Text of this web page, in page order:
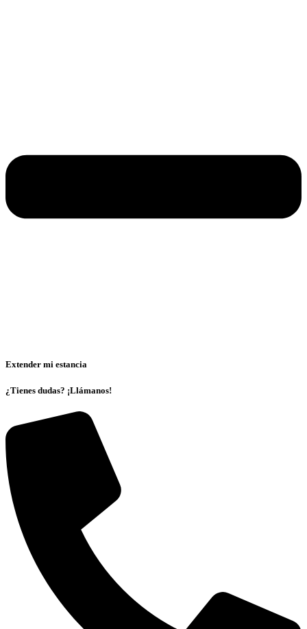
Extender mi estancia
¿Tienes dudas? ¡Llámanos!